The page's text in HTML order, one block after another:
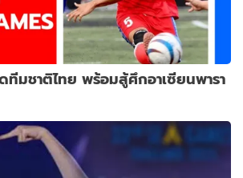
มชาติไทย พร้อมสู้ศึกอาเซียนพารา